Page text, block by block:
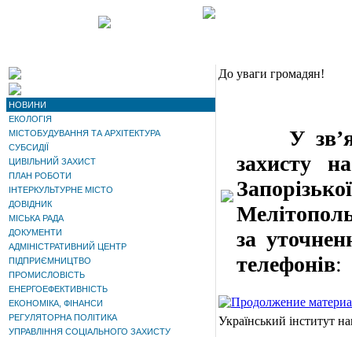
НОВИНИ
ЕКОЛОГІЯ
МІСТОБУДУВАННЯ ТА АРХІТЕКТУРА
СУБСИДІЇ
ЦИВІЛЬНИЙ ЗАХИСТ
ПЛАН РОБОТИ
ІНТЕРКУЛЬТУРНЕ МІСТО
ДОВІДНИК
МІСЬКА РАДА
ДОКУМЕНТИ
АДМІНІСТРАТИВНИЙ ЦЕНТР
ПІДПРИЄМНИЦТВО
ПРОМИСЛОВІСТЬ
ЕНЕРГОЕФЕКТИВНІСТЬ
ЕКОНОМІКА, ФІНАНСИ
РЕГУЛЯТОРНА ПОЛІТИКА
УПРАВЛІННЯ СОЦІАЛЬНОГО ЗАХИСТУ
До уваги громадян!
У
захисту
за
телефонів:
Український інститут